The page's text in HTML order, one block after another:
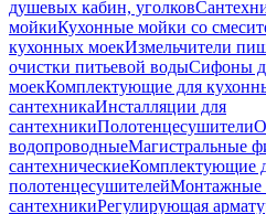
душевых кабин, уголков
мойкиКухонные мойки со
кухонных моекИзмельчители
очистки питьевой водыСифоны
моекКомплектующие для
сантехникаИнсталляции для
сантехникиПолотенцесушители
водопроводныеМагистральные
сантехническиеКомплектующие
полотенцесушителейМонтажные
сантехникиРегулирующая